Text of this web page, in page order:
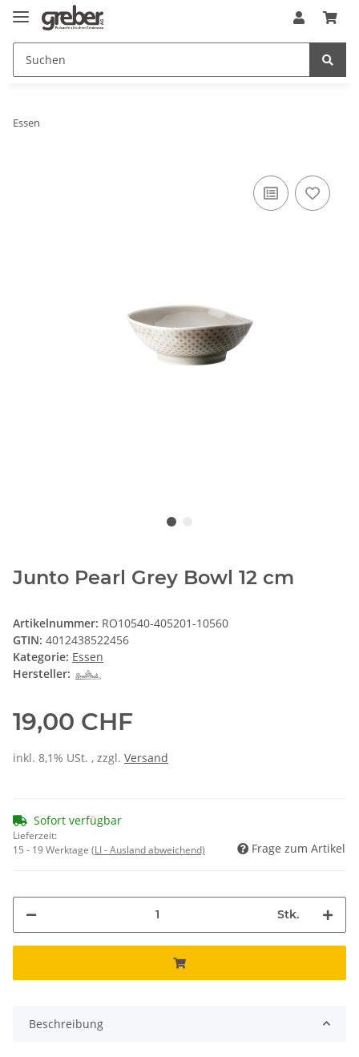
Essen
Junto Pearl Grey Bowl 12 cm
Artikelnummer: RO10540-405201-10560
GTIN: 4012438522456
Kategorie: Essen
Hersteller:
19,00 CHF
inkl. 8,1% USt. , zzgl. Versand
Sofort verfügbar
Lieferzeit:
15 - 19 Werktage (LI - Ausland abweichend) Frage zum Artikel
Stk.
Beschreibung